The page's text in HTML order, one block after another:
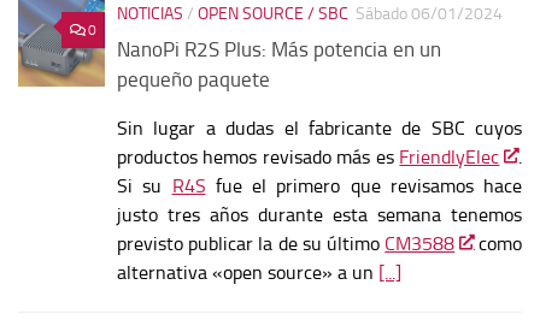
0
NOTICIAS / OPEN SOURCE / SBC Sábado 06/01/2024
NanoPi R2S Plus: Más potencia en un
pequeño paquete
Sin lugar a dudas el fabricante de SBC cuyos
productos hemos revisado más es FriendlyElec
.
Si su R4S fue el primero que revisamos hace
justo tres años durante esta semana tenemos
previsto publicar la de su último CM3588
como
alternativa «open source» a un [...]